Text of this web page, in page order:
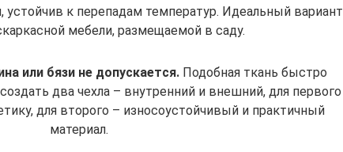
устойчив к перепадам температур. Идеальный вариант
мебели, размещаемой в саду.
или бязи не допускается.Подобная ткань быстро
два чехла – внутренний и внешний, для первого
для второго – износоустойчивый и практичный
материал.